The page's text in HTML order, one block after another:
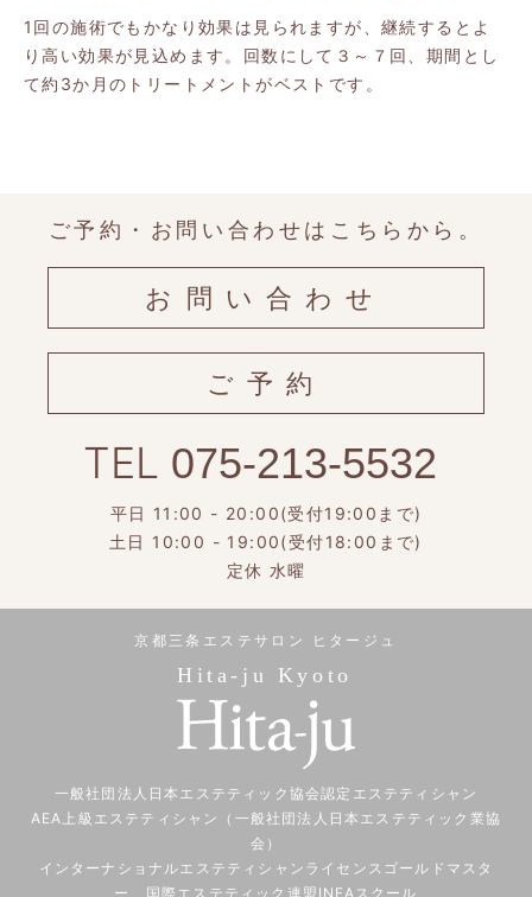
1回の施術でもかなり効果は見られますが、継続するとよ
り高い効果が見込めます。回数にして３～７回、期間とし
て約3か月のトリートメントがベストです。
ご予約・お問い合わせはこちらから。
お問い合わせ
ご予約
TEL 075-213-5532
平日 11:00 - 20:00(受付19:00まで)
土日 10:00 - 19:00(受付18:00まで)
定休 水曜
京都三条エステサロン ヒタージュ
Hita-ju Kyoto
一般社団法人日本エステティック協会認定エステティシャン
AEA上級エステティシャン（一般社団法人日本エステティック業協
会）
インターナショナルエステティシャンライセンスゴールドマスタ
ー 国際エステティック連盟INFAスクール